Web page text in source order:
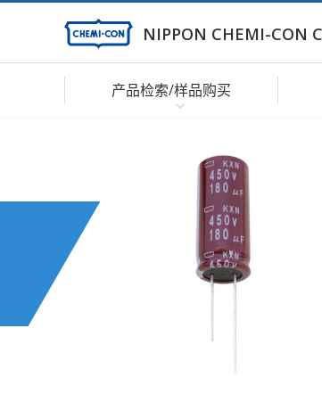
NIPPON CHEMI-CON
产品检索/样品购买